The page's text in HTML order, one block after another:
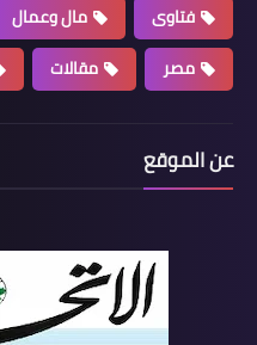
فتاوى
مال وعمال
مصر
مقالات
عن الموقع